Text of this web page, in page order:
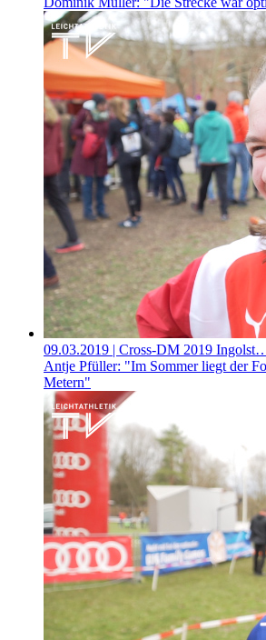
09.03.2019 | Cross-DM 2019
Antje Pfüller: "Im Sommer liegt der
Metern"